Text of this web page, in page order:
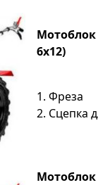
Мотоблок
6х12)
1. Фреза
2. Сцепка
Мотоблок